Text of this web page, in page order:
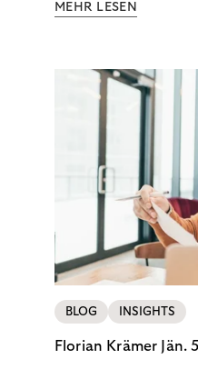
Ergebnisse sichern.
MEHR LESEN
BLOG INSIGHTS
Florian Krämer Jän.